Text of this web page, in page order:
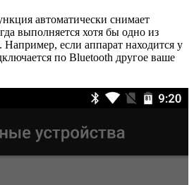
автоматически снимает
выполняется хотя бы одно из
если аппарат находится у
по Bluetooth другое ваше